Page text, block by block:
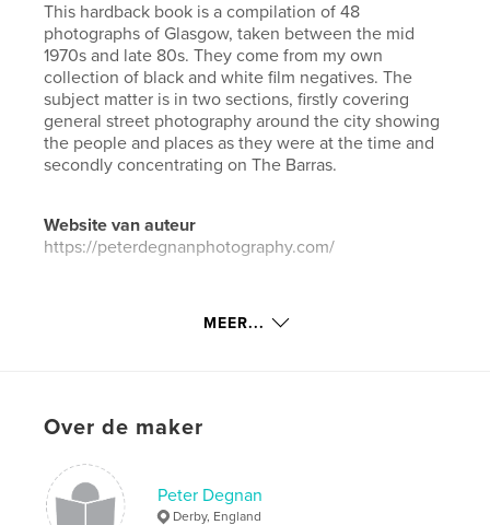
This hardback book is a compilation of 48
photographs of Glasgow, taken between the mid
1970s and late 80s. They come from my own
collection of black and white film negatives. The
subject matter is in two sections, firstly covering
general street photography around the city showing
the people and places as they were at the time and
secondly concentrating on The Barras.
Website van auteur
https://peterdegnanphotography.com/
kenmerken / functionaliteiten &
Projectoptie:Standaard liggend, 25×20 cm
Aantal pagina's:
Datum publiceren:apr 27, 2019
MEER...
Over de maker
Peter Degnan
Derby, England